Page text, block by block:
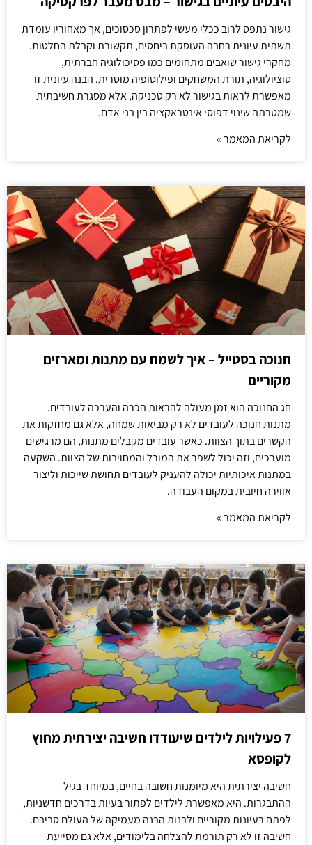
גישור נתפס לרוב ככלי מעשי לפתרון סכסוכים, אך מאחוריו עומדת
תשתית עיונית רחבה העוסקת ביחסים, תקשורת וקבלת החלטות.
מחקרי גישור שואבים מתחומים כמו פסיכולוגיה חברתית,
סוציולוגיה, תורת המשחקים ופילוסופיה מוסרית. הבנה עיונית זו
מאפשרת לראות בגישור לא רק טכניקה, אלא מסגרת חשיבתית
שמטרתה שינוי דפוסי אינטראקציה בין בני אדם.
לקריאת המאמר »
חנוכה בסטייל – איך לשמח עם מתנות ומארזים
מקוריים
חג החנוכה הוא זמן מעולה להראות הכרה והערכה לעובדים.
מתנות חנוכה לעובדים לא רק מביאות שמחה, אלא גם מחזקות את
הקשרים בתוך הצוות. כאשר עובדים מקבלים מתנות, הם מרגישים
מוערכים, וזה יכול לשפר את המורל והמחויבות של הצוות. השקעה
במתנות איכותיות יכולה להעניק לעובדים תחושת שייכות וליצור
אווירה חיובית במקום העבודה.
לקריאת המאמר »
7 פעילויות לילדים שיעודדו חשיבה יצירתית מחוץ
לקופסא
חשיבה יצירתית היא מיומנות חשובה בחיים, במיוחד בגיל
ההתבגרות. היא מאפשרת לילדים לפתור בעיות בדרכים חדשניות,
לפתח רעיונות מקוריים ולבנות הבנה מעמיקה של העולם סביבם.
חשיבה זו לא רק תורמת להצלחה בלימודים, אלא גם מסייעת